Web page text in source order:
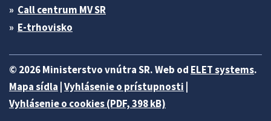
Call centrum MV SR
E-trhovisko
© 2026 Ministerstvo vnútra SR. Web od ELET systems.
Mapa sídla Vyhlásenie o prístupnosti
Vyhlásenie o cookies (PDF, 398 kB)